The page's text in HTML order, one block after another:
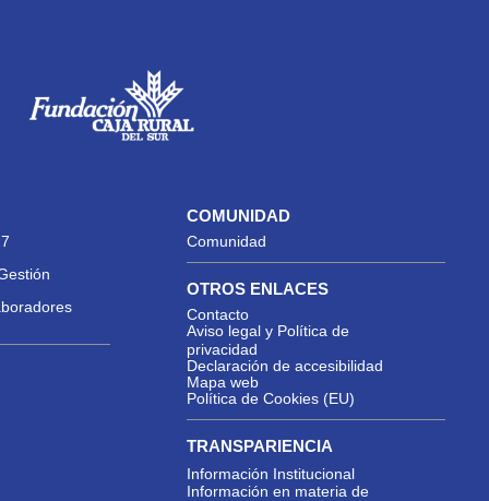
COMUNIDAD
Comunidad
OTROS ENLACES
Contacto
Aviso legal y Política de
privacidad
Declaración de accesibilidad
Mapa web
Política de Cookies (EU)
TRANSPARIENCIA
Información Institucional
Información en materia de